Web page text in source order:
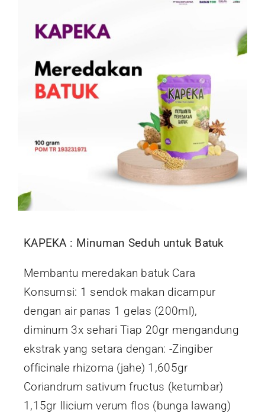
KAPEKA : Minuman Seduh untuk Batuk
Membantu meredakan batuk Cara
Konsumsi: 1 sendok makan dicampur
dengan air panas 1 gelas (200ml),
diminum 3x sehari Tiap 20gr mengandung
ekstrak yang setara dengan: -Zingiber
officinale rhizoma (jahe) 1,605gr
Coriandrum sativum fructus (ketumbar)
1,15gr Ilicium verum flos (bunga lawang)